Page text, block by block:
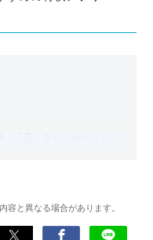
。「広く深く」をモットー
ーム開発者を目指した経験
伝えるためゲームライタ
と異なる場合があります。